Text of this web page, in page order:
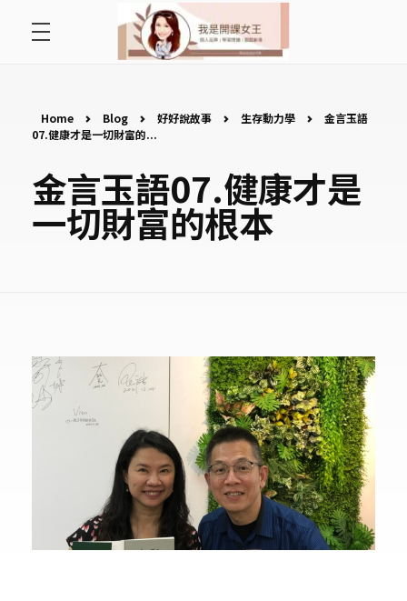
好好說故事
遇見好課程
Home Blog 好好說故事 生存動力學
金言玉語
07.健康才是一切財富的...
金言玉語07.健康才是
一切財富的根本